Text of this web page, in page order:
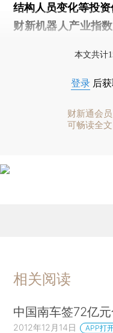
结构人员变化等投资
财新机器人产业指
本文共计
登录 后
财新通会员
可畅读全文
相关阅读
中国南车签72亿
2012年12月14日 APP打